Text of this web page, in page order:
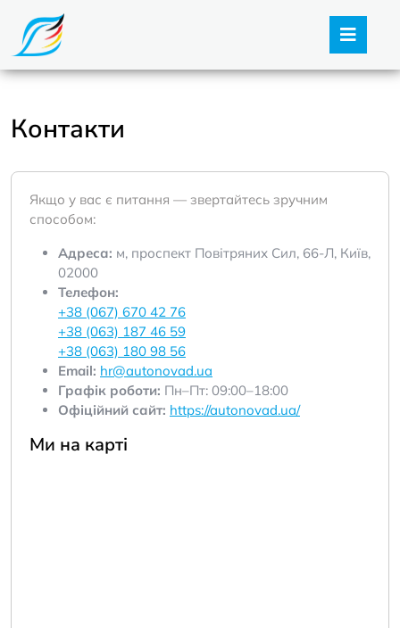
Контакти
Якщо у вас є питання — звертайтесь зручним
способом:
Адреса: м, проспект Повітряних Сил, 66-Л, Київ,
02000
Телефон:
+38 (067) 670 42 76
+38 (063) 187 46 59
+38 (063) 180 98 56
Email: hr@autonovad.ua
Графік роботи: Пн–Пт: 09:00–18:00
Офіційний сайт: https://autonovad.ua/
Ми на карті